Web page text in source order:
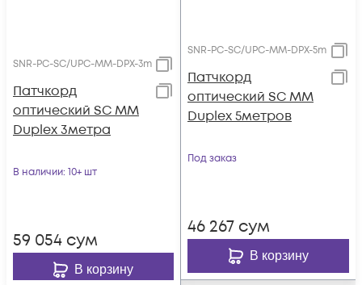
SNR-PC-SC/UPC-MM-DPX-3m
Патчкорд
оптический SC MM
Duplex 3метра
В наличии: 10+ шт
59 054 сум
В корзину
SNR-PC-SC/UPC-MM-DPX-5m
Патчкорд
оптический SC MM
Duplex 5метров
Под заказ
46 267 сум
В корзину